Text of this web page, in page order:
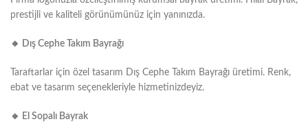
prestijli ve kaliteli görünümünüz için yanınızda.
🔸 Dış Cephe Takım Bayrağı
Taraftarlar için özel tasarım Dış Cephe Takım Bayrağı üretimi. Renk,
ebat ve tasarım seçenekleriyle hizmetinizdeyiz.
🔸 El Sopalı Bayrak